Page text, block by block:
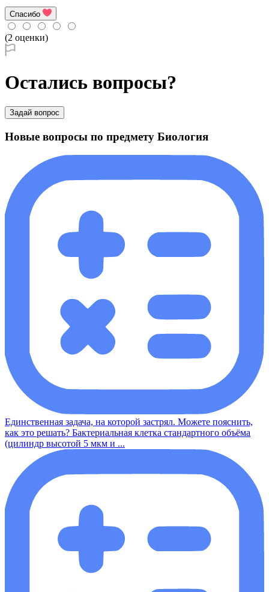
Спасибо
(2 оценки)
Остались вопросы?
Задай вопрос
Новые вопросы по предмету Биология
Единственная задача, на которой застрял. Можете пояснить,
как это решать? Бактериальная клетка стандартного объёма
(цилиндр высотой 5 мкм и ...